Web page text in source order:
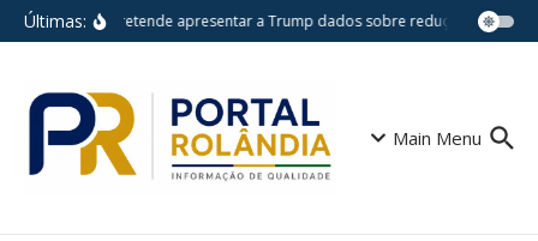
Ir para o conteúdo
Últimas:Lula pretende apresentar a Trump dados sobre redução do
Main Menu